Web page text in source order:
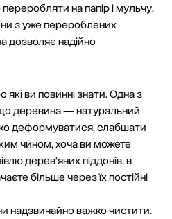
на папір і мульчу,
з уже перероблених
дозволяє надійно
які ви повинні знати. Одна з
деревина — натуральний
деформуватися, слабшати
чином, хоча ви можете
дерев’яних піддонів, в
більше через їх постійні
надзвичайно важко чистити.